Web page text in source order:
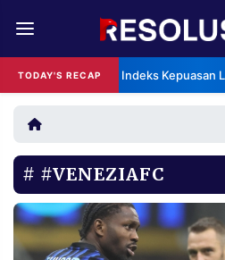
TODAY'S RECAPBPS: Indeks Kepuasan
REDAKSI TENTANG
RESOLUSI IKLAN
RUBRIKASI
EDITORIAL AKSARA
FINANSIA PERSONA
#VENEZIAFC